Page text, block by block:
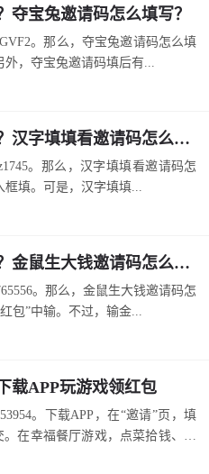
夺宝兔邀请码怎么填写？
。那么，夺宝兔邀请码怎么填
外，夺宝兔邀请码填后有...
汉字填填看邀请码是什么？汉字填填看邀请码怎么填？
。那么，汉字填填看邀请码怎
框填。可是，汉字填填...
金鼠生大钱邀请码是什么？金鼠生大钱邀请码怎么输入？
。那么，金鼠生大钱邀请码怎
包”中输。不过，输金...
载APP玩游戏领红包
。下载APP，在“邀请”页，填
在幸福餐厅游戏，点菜拾钱、装